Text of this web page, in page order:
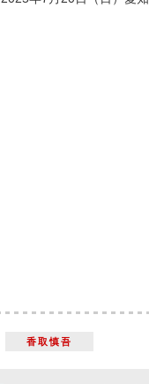
香取慎吾